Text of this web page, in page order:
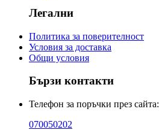
Легални
Политика за поверителност
Условия за доставка
Общи условия
Бързи контакти
Телефон за поръчки през сайта:
070050202